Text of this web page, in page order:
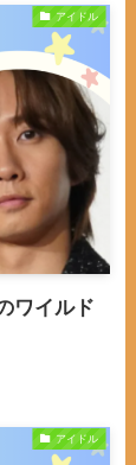
アイドル
ワイルド
アイドル